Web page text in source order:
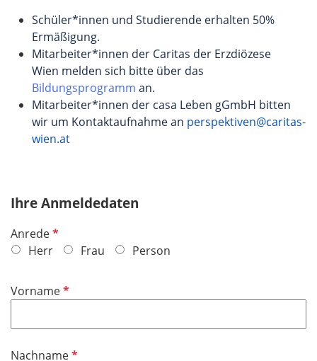
Schüler*innen und Studierende erhalten 50%
Ermäßigung.
Mitarbeiter*innen der Caritas der Erzdiözese
Wien melden sich bitte über das
Bildungsprogramm an.
Mitarbeiter*innen der casa Leben gGmbH bitten
wir um Kontaktaufnahme an perspektiven@caritas-
wien.at
Ihre Anmeldedaten
AnredeP
f
c
f
Herr Frau Person
VornameP
NachnameP